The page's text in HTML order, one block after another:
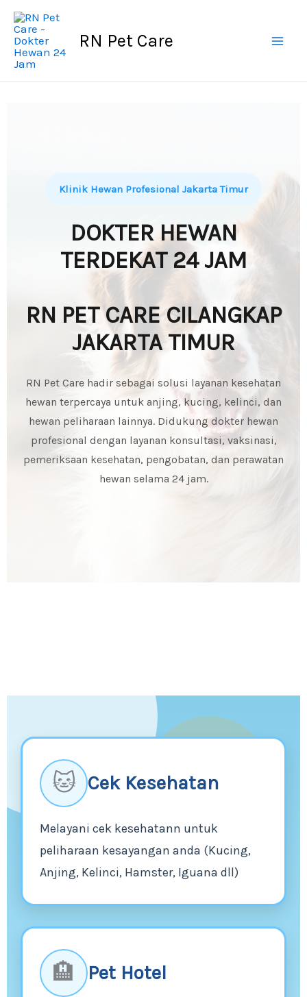
Skip
content
RN Pet Care
Klinik Hewan Profesional Jakarta Timur
DOKTER HEWAN
TERDEKAT 24 JAM
RN PET CARE CILANGKAP
JAKARTA TIMUR
RN Pet Care hadir sebagai solusi layanan kesehatan
hewan terpercaya untuk anjing, kucing, kelinci, dan
hewan peliharaan lainnya. Didukung dokter hewan
profesional dengan layanan konsultasi, vaksinasi,
pemeriksaan kesehatan, pengobatan, dan perawatan
hewan selama 24 jam.
🐱 Cek Kesehatan
Melayani cek kesehatann untuk
peliharaan kesayangan anda (Kucing,
Anjing, Kelinci, Hamster, Iguana dll)
🏨 Pet Hotel